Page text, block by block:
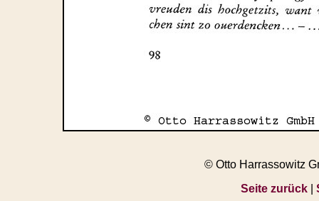
© Otto Harrassowitz
Seite zurück|